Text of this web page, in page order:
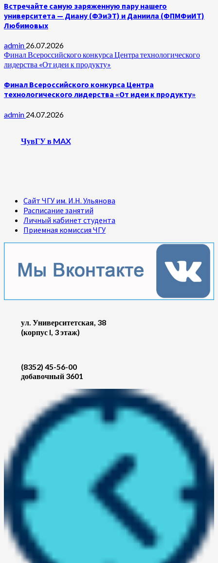
Встречайте самую заряженную пару нашего
университета — Диану (ФЭиЭТ) и Даниила (ФПМФиИТ)
Любимовых
admin 26.07.2026
Финал Всероссийского конкурса Центра технологического
лидерства «От идеи к продукту»
Финал Всероссийского конкурса Центра
технологического лидерства «От идеи к продукту»
admin 24.07.2026
ЧувГУ в MAX
Сайт ЧГУ им. И.Н. Ульянова
Расписание занятий
Личный кабинет студента
Приемная комиссия ЧГУ
ул. Университетская, 38
(корпус I, 3 этаж)
(8352) 45-56-00
добавочный 3601